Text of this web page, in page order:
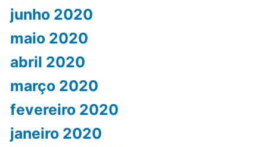
junho 2020
maio 2020
abril 2020
março 2020
fevereiro 2020
janeiro 2020